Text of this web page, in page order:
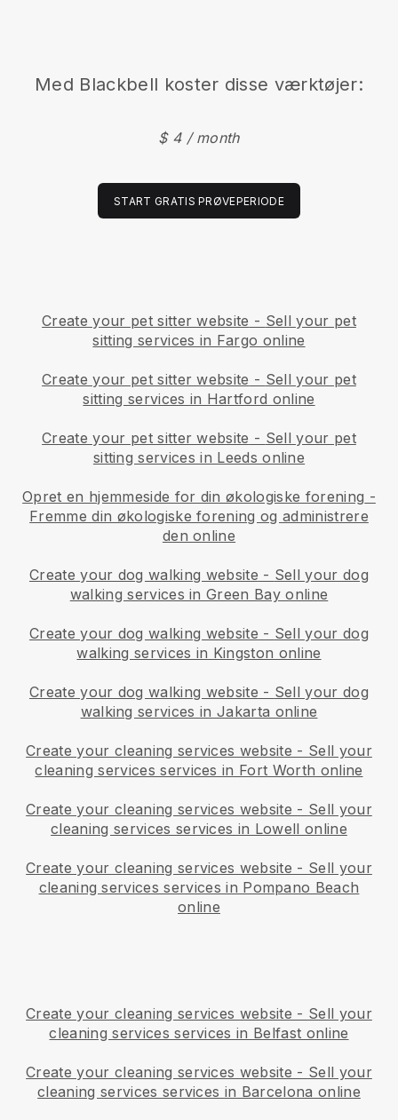
Med Blackbell koster disse værktøjer:
$ 4 / month
START GRATIS PRØVEPERIODE
Create your pet sitter website - Sell your pet
sitting services in Fargo online
Create your pet sitter website - Sell your pet
sitting services in Hartford online
Create your pet sitter website - Sell your pet
sitting services in Leeds online
Opret en hjemmeside for din økologiske forening -
Fremme din økologiske forening og administrere
den online
Create your dog walking website - Sell your dog
walking services in Green Bay online
Create your dog walking website - Sell your dog
walking services in Kingston online
Create your dog walking website - Sell your dog
walking services in Jakarta online
Create your cleaning services website - Sell your
cleaning services services in Fort Worth online
Create your cleaning services website - Sell your
cleaning services services in Lowell online
Create your cleaning services website - Sell your
cleaning services services in Pompano Beach
online
Create your cleaning services website - Sell your
cleaning services services in Belfast online
Create your cleaning services website - Sell your
cleaning services services in Barcelona online